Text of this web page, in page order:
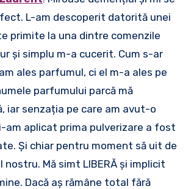
L-am descoperit datorită unei
primite la una dintre comenzile
și simplu m-a cucerit. Cum s-ar
ales parfumul, ci el m-a ales pe
parfumului parcă mă
iar senzația pe care am avut-o
am aplicat prima pulverizare a fost
Și chiar pentru moment să uit de
nostru. Mă simt LIBERĂ și implicit
Dacă aș rămâne total fără